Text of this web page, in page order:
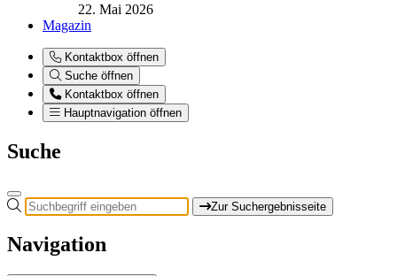
22. Mai 2026
Magazin
Kontaktbox öffnen
Suche öffnen
Kontaktbox öffnen
Hauptnavigation öffnen
Suche
Zur Suchergebnisseite
Navigation